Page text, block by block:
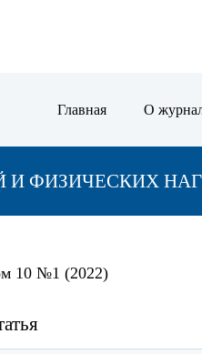
Главная О
ФИЗИЧЕСКИХ
10 №1 (2022)